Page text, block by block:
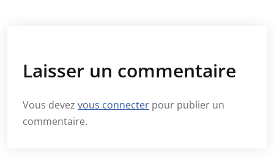
Laisser un commentaire
Vous devez vous connecter pour publier un
commentaire.